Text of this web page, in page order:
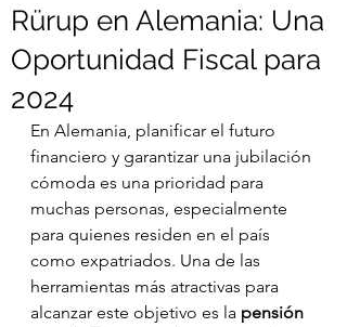
Rürup en Alemania: Una
Oportunidad Fiscal para
2024
En Alemania, planificar el futuro
financiero y garantizar una jubilación
cómoda es una prioridad para
muchas personas, especialmente
para quienes residen en el país
como expatriados. Una de las
herramientas más atractivas para
alcanzar este objetivo es la pensión